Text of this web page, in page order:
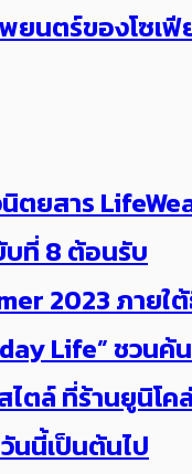
ยนตร์ของโซเฟี
ตยสาร
ที่ 8 ต้อนรับ
2023 ภายใ
Life” ชวนค้
ไตล์ ที่ร้านยูนิโค
นนี้เป็นต้นไป